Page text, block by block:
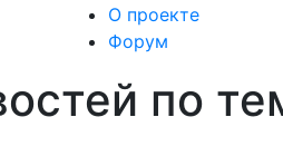
О проекте
Форум
по